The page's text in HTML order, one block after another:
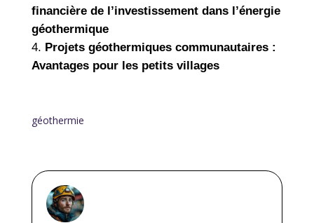
financière de l’investissement dans l’énergie
géothermique
Projets géothermiques communautaires :
Avantages pour les petits villages
géothermie